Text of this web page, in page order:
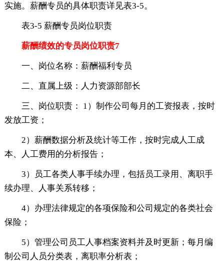
实施。薪酬专员的具体职责详见表3-5。
表3-5 薪酬专员岗位职责
薪酬绩效的专员岗位职责7
一、岗位名称：薪酬福利专员
二、直属上级：人力资源部部长
三、岗位职责： 1）制作公司每月的工资报表，按时
发放工资；
2）薪酬数据分析及统计等工作，按时完成人工成
本、人工费用的分析报告；
3）员工各类人事手续办理，包括员工录用、离职手
续办理、人事关系转移；
4）办理法律规定的各项保险和公司规定的各类社会
保险；
5）管理公司员工人事档案资料并及时更新；每月编
制公司人员分类表，离职率分析表；